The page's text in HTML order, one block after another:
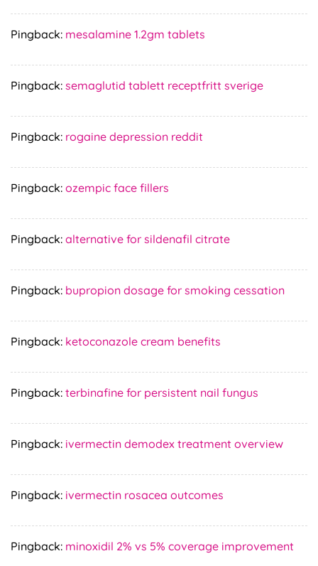
Pingback: mesalamine 1.2gm tablets
Pingback: semaglutid tablett receptfritt sverige
Pingback: rogaine depression reddit
Pingback: ozempic face fillers
Pingback: alternative for sildenafil citrate
Pingback: bupropion dosage for smoking cessation
Pingback: ketoconazole cream benefits
Pingback: terbinafine for persistent nail fungus
Pingback: ivermectin demodex treatment overview
Pingback: ivermectin rosacea outcomes
Pingback: minoxidil 2% vs 5% coverage improvement